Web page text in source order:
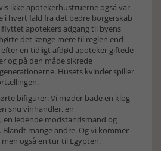
ikke apotekerhustruerne også var
i hvert fald fra det bedre borgerskab
apotekers adgang til byens
det længe mere til reglen end
en tidligt afdød apoteker giftede
og på den måde sikrede
Husets kvinder spiller
bifigurer: Vi møder både en klog
snu vinhandler, en
ledende modstandsmand og
mange andre. Og vi kommer
også en tur til Egypten.